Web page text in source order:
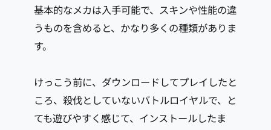
基本的なメカは入手可能で、スキンや性能の違
うものを含めると、かなり多くの種類がありま
す。
けっこう前に、ダウンロードしてプレイしたと
ころ、殺伐としていないバトルロイヤルで、と
ても遊びやすく感じて、インストールしたま